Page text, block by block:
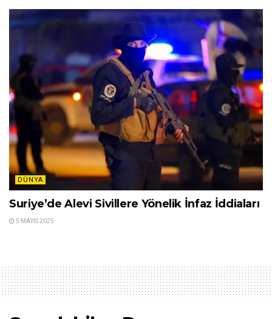
DÜNYA
Suriye’de Alevi Sivillere Yönelik İnfaz İddiaları
5 MAYIS 2025